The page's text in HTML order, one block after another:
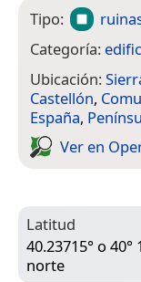
Tipo:
Categoría:
Ubicación:
Castellón,
España,
Ver en
Latitud
40.23715° o 40°
norte